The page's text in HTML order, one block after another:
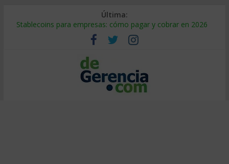
Última:
Stablecoins para empresas: cómo pagar y cobrar en 2026
Despido silencioso: qué es y por qué sale tan caro
IA en selección de personal: cómo auditarla a tiempo
Trabajo forzoso en la cadena de suministro: qué hacer
Mercado hispano de EE. UU.: cómo segmentarlo y venderle